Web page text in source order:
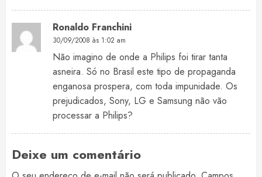
Ronaldo Franchini
30/09/2008 às 1:02 am
Não imagino de onde a Philips foi tirar tanta
asneira. Só no Brasil este tipo de propaganda
enganosa prospera, com toda impunidade. Os
prejudicados, Sony, LG e Samsung não vão
processar a Philips?
Deixe um comentário